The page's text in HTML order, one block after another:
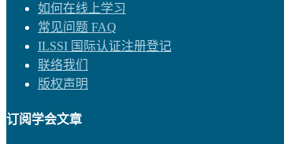
如何在线上学习
常见问题 FAQ
ILSSI 国际认证注册登记
联络我们
版权声明
订阅学会文章